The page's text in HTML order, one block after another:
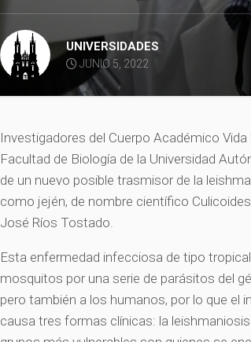
UNIVERSIDADES
JUNIO 5, 2022
Investigadores del Cuerpo Académico
Facultad de Biología de la Universidad
de un nuevo posible trasmisor de la
como jején, de nombre científico
José Ríos Tostado.
Esta enfermedad infecciosa de tipo
mosquitos por una serie de parásitos del
pero también a los humanos, por lo que el
causa tres formas clínicas: la